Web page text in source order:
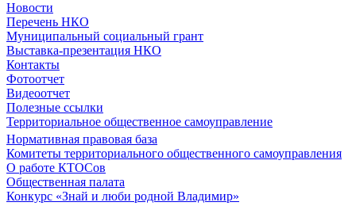
Новости
Перечень НКО
Муниципальный социальный грант
Выставка-презентация НКО
Контакты
Фотоотчет
Видеоотчет
Полезные ссылки
Территориальное общественное самоуправление
Нормативная правовая база
Комитеты территориального общественного самоуправления
О работе КТОСов
Общественная палата
Конкурс «Знай и люби родной Владимир»